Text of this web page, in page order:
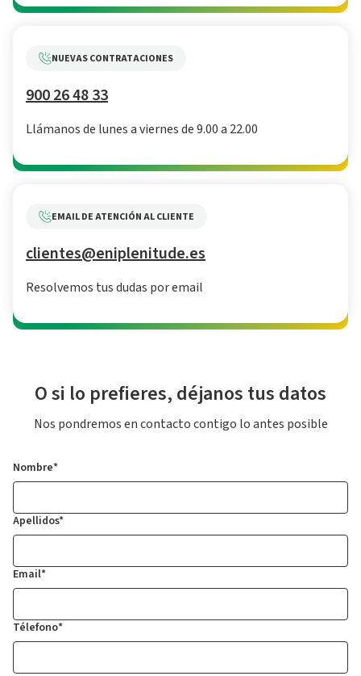
NUEVAS CONTRATACIONES
900 26 48 33
Llámanos de lunes a viernes de 9.00 a 22.00
EMAIL DE ATENCIÓN AL CLIENTE
clientes@eniplenitude.es
Resolvemos tus dudas por email
O si lo prefieres, déjanos tus datos
Nos pondremos en contacto contigo lo antes posible
Nombre*
Apellidos*
Email*
Télefono*